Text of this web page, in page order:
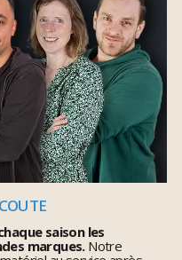
saison les
marques.Notre